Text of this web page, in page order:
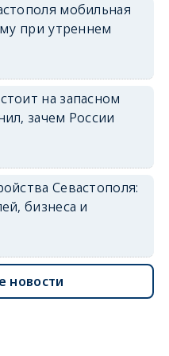
мобильная
при утреннем
на запасном
зачем России
Севастополя:
бизнеса и
новости